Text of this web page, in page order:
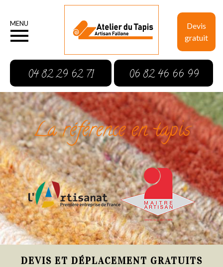
Devis
gratuit
MENU
04 82 29 62 71 06 82 46 66 99
La référence en tapis
DEVIS ET DÉPLACEMENT GRATUITS